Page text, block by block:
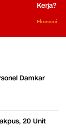
Kerja?
Ekonomi
Damkar
20 Unit